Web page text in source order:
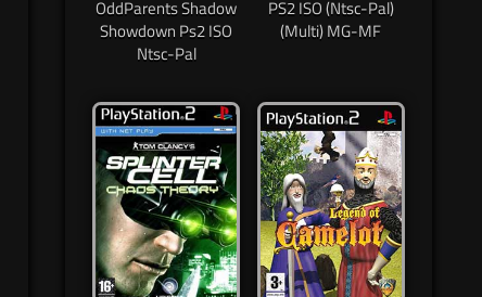
OddParents Shadow
Showdown Ps2 ISO
Ntsc-Pal
PS2 ISO (Ntsc-Pal)
(Multi) MG-MF